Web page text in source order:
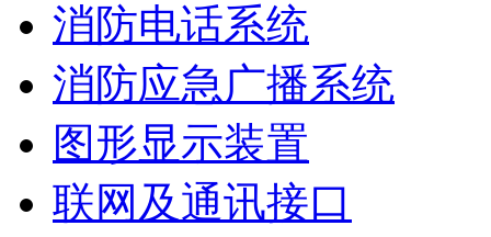
消防电话系统
消防应急广播系统
图形显示装置
联网及通讯接口